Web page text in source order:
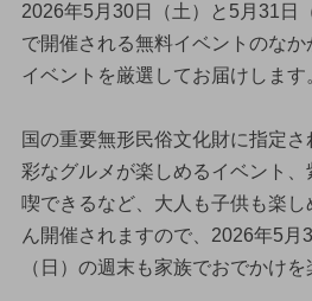
2026年5月30日（土）と5月31日
で開催される無料イベントのな
イベントを厳選してお届けします
国の重要無形民俗文化財に指定
彩なグルメが楽しめるイベント
喫できるなど、大人も子供も楽し
ん開催されますので、2026年5月
（日）の週末も家族でおでかけ